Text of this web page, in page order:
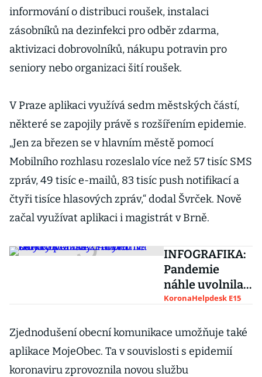
informování o distribuci roušek, instalaci
zásobníků na dezinfekci pro odběr zdarma,
aktivizaci dobrovolníků, nákupu potravin pro
seniory nebo organizaci šití roušek.
V Praze aplikaci využívá sedm městských částí,
některé se zapojily právě s rozšířením epidemie.
„Jen za březen se v hlavním městě pomocí
Mobilního rozhlasu rozeslalo více než 57 tisíc SMS
zpráv, 49 tisíc e-mailů, 83 tisíc push notifikací a
čtyři tisíce hlasových zpráv,“ dodal Švrček. Nově
začal využívat aplikaci i magistrát v Brně.
INFOGRAFIKA:
Pandemie
náhle uvolnila z
Airbnb stovky
Na celý rok
KoronaHelpdesk E15
Zjednodušení obecní komunikace umožňuje také
aplikace MojeObec. Ta v souvislosti s epidemií
koronaviru zprovoznila novou službu